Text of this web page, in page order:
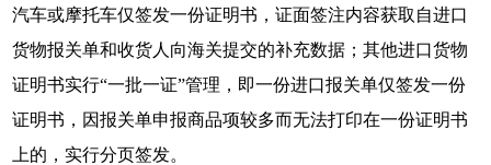
汽车或摩托车仅签发一份证明书，证面签注内容获取自进口
货物报关单和收货人向海关提交的补充数据；其他进口货物
证明书实行“一批一证”管理，即一份进口报关单仅签发一份
证明书，因报关单申报商品项较多而无法打印在一份证明书
上的，实行分页签发。